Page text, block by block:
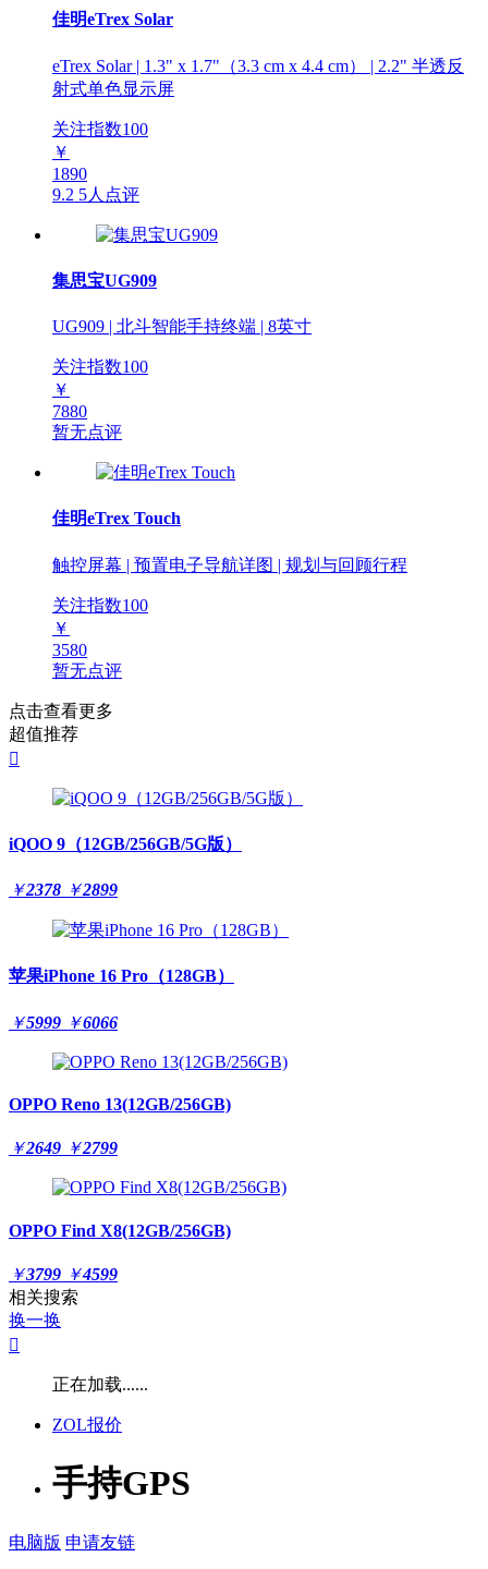
佳明eTrex Solar
eTrex Solar | 1.3" x 1.7"（3.3 cm x 4.4 cm） | 2.2" 半透反
射式单色显示屏
关注指数100
￥
1890
9.2 5人点评
集思宝UG909
UG909 | 北斗智能手持终端 | 8英寸
关注指数100
￥
7880
暂无点评
佳明eTrex Touch
触控屏幕 | 预置电子导航详图 | 规划与回顾行程
关注指数100
￥
3580
暂无点评
点击查看更多
超值推荐

iQOO 9（12GB/256GB/5G版）
￥2378 ￥2899
苹果iPhone 16 Pro（128GB）
￥5999 ￥6066
OPPO Reno 13(12GB/256GB)
￥2649 ￥2799
OPPO Find X8(12GB/256GB)
￥3799 ￥4599
相关搜索
换一换

正在加载......
ZOL报价
手持GPS
电脑版 申请友链